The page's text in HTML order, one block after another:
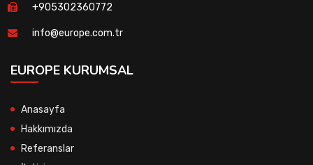
+905302360772
info@europe.com.tr
EUROPE KURUMSAL
Anasayfa
Hakkımızda
Referanslar